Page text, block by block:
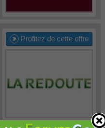
Profitez de cette offre